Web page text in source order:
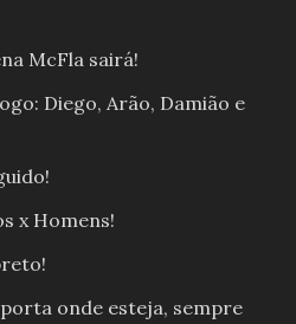
McFla sairá!
Diego, Arão, Damião e
x Homens!
onde esteja, sempre